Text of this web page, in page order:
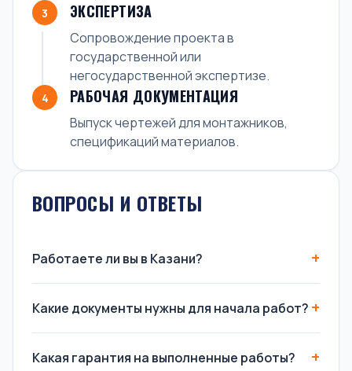
3 ЭКСПЕРТИЗА
Сопровождение проекта в
государственной или
негосударственной экспертизе.
4 РАБОЧАЯ ДОКУМЕНТАЦИЯ
Выпуск чертежей для монтажников,
спецификаций материалов.
ВОПРОСЫ И ОТВЕТЫ
Работаете ли вы в Казани?
Какие документы нужны для начала работ?
Какая гарантия на выполненные работы?